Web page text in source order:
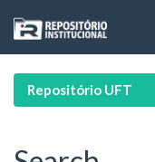
navigation
Repositório UFT